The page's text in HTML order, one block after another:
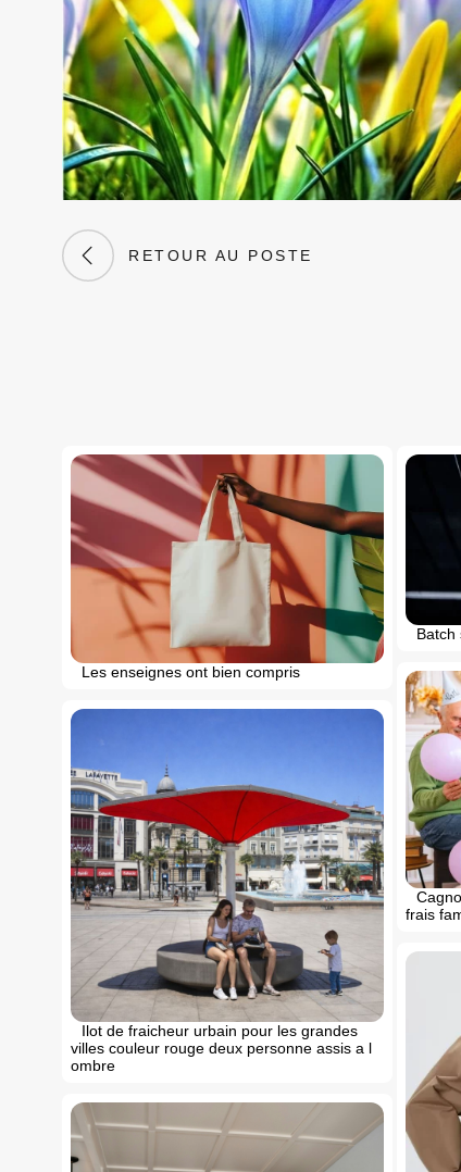
RETOUR AU POSTE
Les enseignes ont bien compris
Batch
frais
Ilot de fraicheur urbain pour les grandes
villes couleur rouge deux personne assis a l
ombre